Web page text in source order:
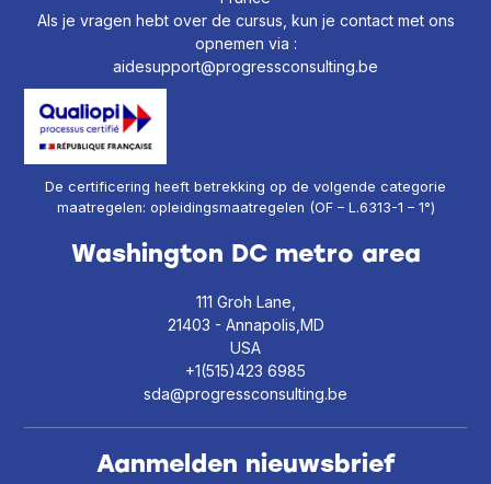
Als je vragen hebt over de cursus, kun je contact met ons
opnemen via :
aidesupport@progressconsulting.be
De certificering heeft betrekking op de volgende categorie
maatregelen: opleidingsmaatregelen (OF – L.6313-1 – 1°)
Washington DC metro area
111 Groh Lane,
21403 - Annapolis,MD
USA
+1(515)423 6985
sda@progressconsulting.be
Aanmelden nieuwsbrief